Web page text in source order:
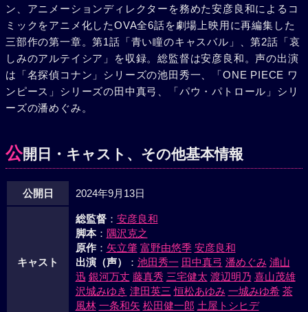
ン、アニメーションディレクターを務めた安彦良和によるコ
ミックをアニメ化したOVA全6話を劇場上映用に再編集した
三部作の第一章。第1話「青い瞳のキャスバル」、第2話「哀
しみのアルテイシア」を収録。総監督は安彦良和。声の出演
は「名探偵コナン」シリーズの池田秀一、「ONE PIECE ワ
ンピース」シリーズの田中真弓、「パウ・パトロール」シリ
ーズの潘めぐみ。
公開日・キャスト、その他基本情報
公開日 2024年9月13日
キャスト
総監督： 安彦良和
脚本： 隅沢克之
原作： 矢立肇 富野由悠季 安彦良和
出演（声）
： 池田秀一 田中真弓 潘めぐみ 浦山
迅 銀河万丈 藤真秀 三宅健太 渡辺明乃 喜山茂雄
沢城みゆき 津田英三 恒松あゆみ 一城みゆ希 茶
風林 一条和矢 松田健一郎 土屋トシヒデ